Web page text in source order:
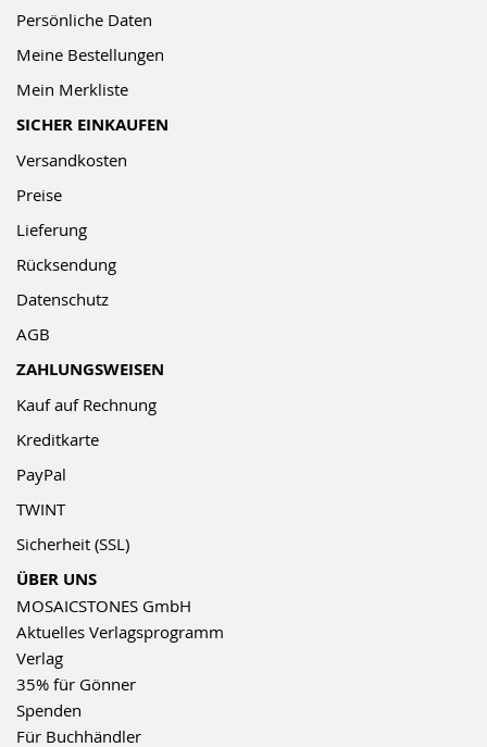
Persönliche Daten
Meine Bestellungen
Mein Merkliste
SICHER EINKAUFEN
Versandkosten
Preise
Lieferung
Rücksendung
Datenschutz
AGB
ZAHLUNGSWEISEN
Kauf auf Rechnung
Kreditkarte
PayPal
TWINT
Sicherheit (SSL)
ÜBER UNS
MOSAICSTONES GmbH
Aktuelles Verlagsprogramm
Verlag
35% für Gönner
Spenden
Für Buchhändler